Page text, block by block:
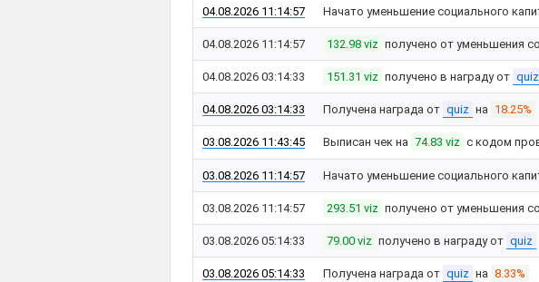
04.08.2026 11:14:57 Начато уменьшение социального
04.08.2026 11:14:57 132.98 viz получено от уменьшения
04.08.2026 03:14:33 151.31 viz получено в награду от quiz
04.08.2026 03:14:33 Получена награда от quiz на 18.25%
03.08.2026 11:43:45 Выписан чек на 74.83 viz с кодом
03.08.2026 11:14:57 Начато уменьшение социального
03.08.2026 11:14:57 293.51 viz получено от уменьшения
03.08.2026 05:14:33 79.00 viz получено в награду от quiz
03.08.2026 05:14:33 Получена награда от quiz на 8.33%